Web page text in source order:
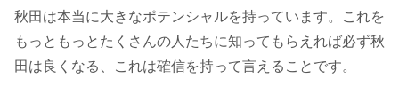
秋田は本当に大きなポテンシャルを持っています。これを
もっともっとたくさんの人たちに知ってもらえれば必ず秋
田は良くなる、これは確信を持って言えることです。